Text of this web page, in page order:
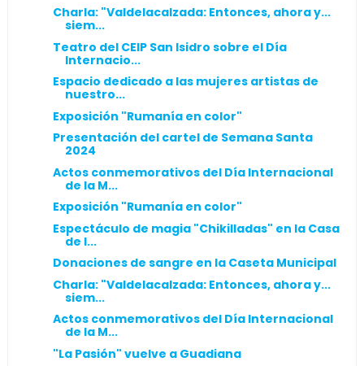
Charla: "Valdelacalzada: Entonces, ahora y...
siem...
Teatro del CEIP San Isidro sobre el Día
Internacio...
Espacio dedicado a las mujeres artistas de
nuestro...
Exposición "Rumanía en color"
Presentación del cartel de Semana Santa
2024
Actos conmemorativos del Día Internacional
de la M...
Exposición "Rumanía en color"
Espectáculo de magia "Chikilladas" en la Casa
de l...
Donaciones de sangre en la Caseta Municipal
Charla: "Valdelacalzada: Entonces, ahora y...
siem...
Actos conmemorativos del Día Internacional
de la M...
"La Pasión" vuelve a Guadiana